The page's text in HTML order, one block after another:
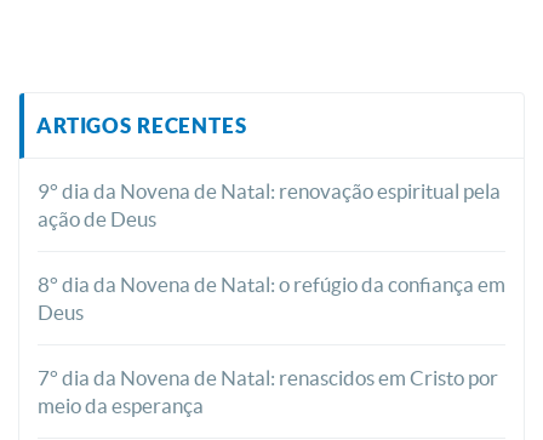
ARTIGOS RECENTES
9° dia da Novena de Natal: renovação espiritual pela
ação de Deus
8° dia da Novena de Natal: o refúgio da confiança em
Deus
7° dia da Novena de Natal: renascidos em Cristo por
meio da esperança